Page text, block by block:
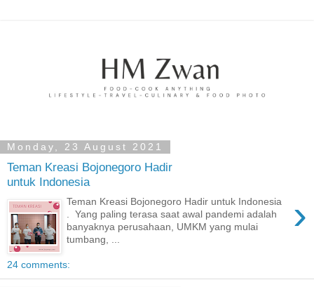
Monday, 23 August 2021
Teman Kreasi Bojonegoro Hadir
untuk Indonesia
›
Teman Kreasi Bojonegoro Hadir untuk Indonesia
. Yang paling terasa saat awal pandemi adalah
banyaknya perusahaan, UMKM yang mulai
tumbang, ...
24 comments: